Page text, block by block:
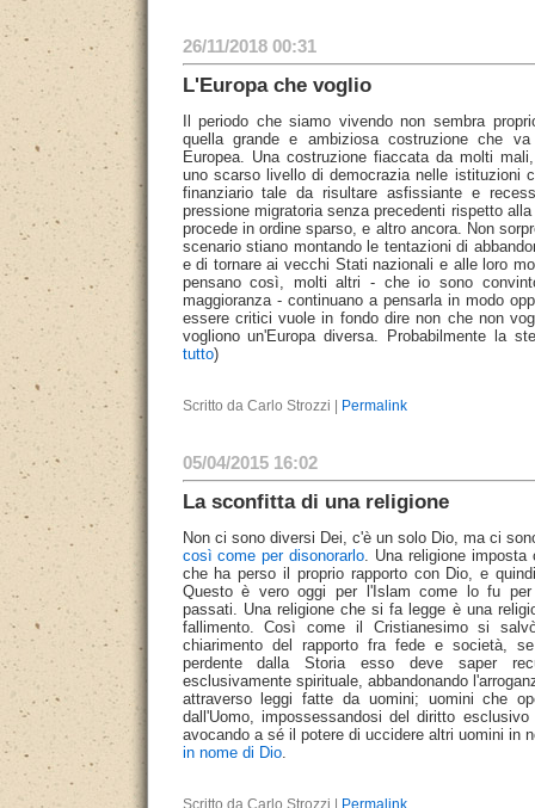
26/11/2018 00:31
L'Europa che voglio
Il periodo che siamo vivendo non sembra
quella grande e ambiziosa costruzione che
Europea. Una costruzione fiaccata da molti
uno scarso livello di democrazia nelle istituzioni
finanziario tale da risultare asfissiante e
pressione migratoria senza precedenti rispetto
procede in ordine sparso, e altro ancora. Non
scenario stiano montando le tentazioni di
e di tornare ai vecchi Stati nazionali e alle loro
pensano così, molti altri - che io sono
maggioranza - continuano a pensarla in modo
essere critici vuole in fondo dire non che non
vogliono un'Europa diversa. Probabilmente la
tutto)
Scritto da Carlo Strozzi | Permalink
05/04/2015 16:02
La sconfitta di una religione
Non ci sono diversi Dei, c'è un solo Dio, ma ci
così come per disonorarlo. Una religione imposta
che ha perso il proprio rapporto con Dio, e
Questo è vero oggi per l'Islam come lo fu
passati. Una religione che si fa legge è una
fallimento. Così come il Cristianesimo si
chiarimento del rapporto fra fede e società,
perdente dalla Storia esso deve saper
esclusivamente spirituale, abbandonando
attraverso leggi fatte da uomini; uomini che
dall'Uomo, impossessandosi del diritto
avocando a sé il potere di uccidere altri uomini in
in nome di Dio.
Scritto da Carlo Strozzi | Permalink